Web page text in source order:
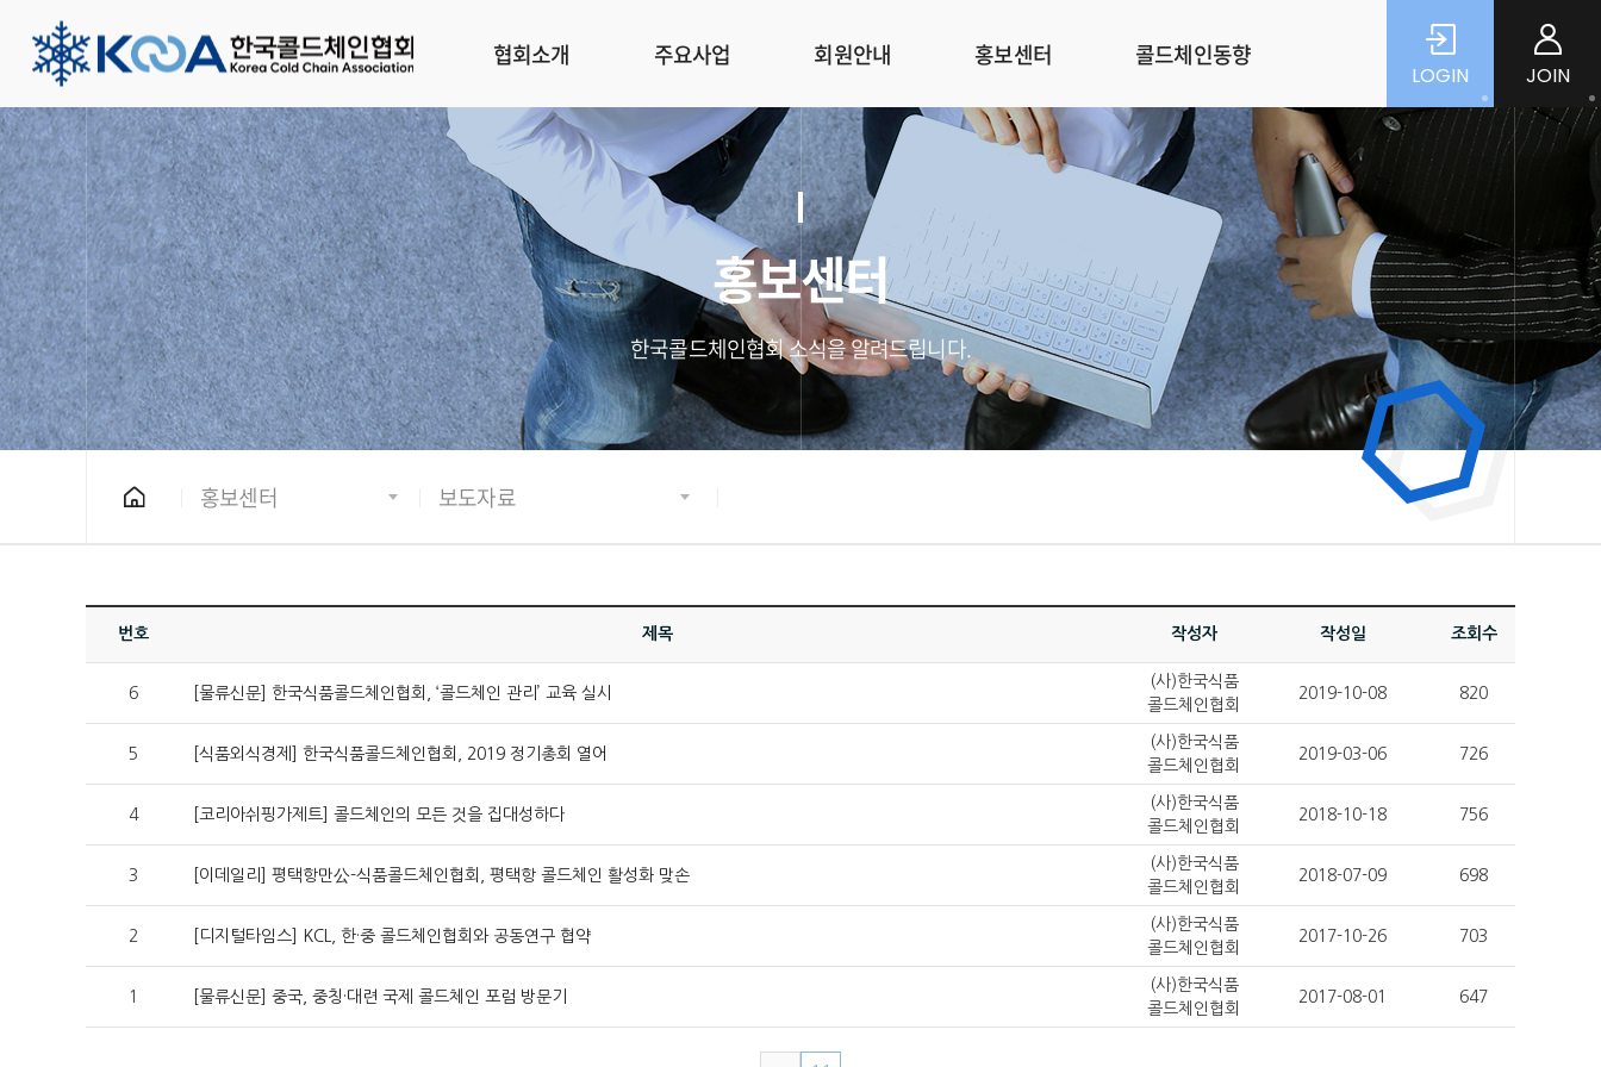
협회소개 주요사업 회원안내 홍보센터 콜드체인동향
LOGIN JOIN
홍보센터
한국콜드체인협회 소식을 알려드립니다.
홍보센터 보도자료
번호 제목 작성자 작성일 조회수
6 [물류신문] 한국식품콜드체인협회, ‘콜드체인 관리’ 교육 실시
(사)한국식품
콜드체인협회
2019-10-08 820
5 [식품외식경제] 한국식품콜드체인협회, 2019 정기총회 열어
(사)한국식품
콜드체인협회
2019-03-06 726
4 [코리아쉬핑가제트] 콜드체인의 모든 것을 집대성하다
(사)한국식품
콜드체인협회
2018-10-18 756
3 [이데일리] 평택항만公-식품콜드체인협회, 평택항 콜드체인 활성화 맞손
(사)한국식품
콜드체인협회
2018-07-09 698
2 [디지털타임스] KCL, 한·중 콜드체인협회와 공동연구 협약
(사)한국식품
콜드체인협회
2017-10-26 703
1 [물류신문] 중국, 중칭·대련 국제 콜드체인 포럼 방문기
(사)한국식품
콜드체인협회
2017-08-01 647